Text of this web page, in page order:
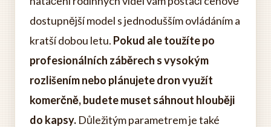
dostupnější model s jednodušším ovládáním a
kratší dobou letu. Pokud ale toužíte po
profesionálních záběrech s vysokým
rozlišením nebo plánujete dron využít
komerčně, budete muset sáhnout hlouběji
do kapsy. Důležitým parametrem je také